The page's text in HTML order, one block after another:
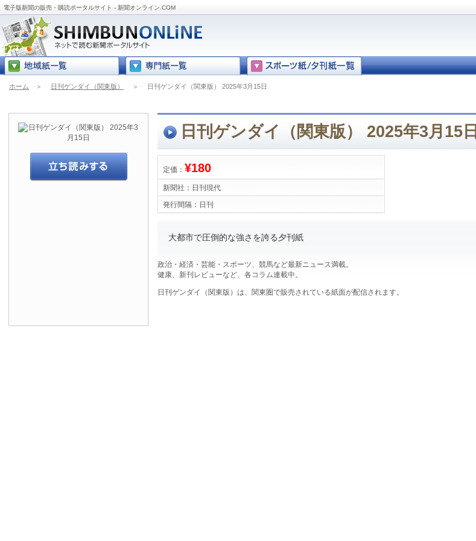
電子版新聞の販売・購読ポータルサイト - 新聞オンライン.COM
ホーム ＞ 日刊ゲンダイ（関東版） ＞ 日刊ゲンダイ（関東版） 2025年3月15日
日刊ゲンダイ（関東版） 2025年3月15日
定価： ¥180
新聞社： 日刊現代
発行間隔： 日刊
大都市で圧倒的な強さを誇る夕刊紙
政治・経済・芸能・スポーツ、競馬など最新ニュース満載。
健康、新刊レビューなど、各コラム連載中。
日刊ゲンダイ（関東版）は、関東圏で販売されている紙面が配信されます。